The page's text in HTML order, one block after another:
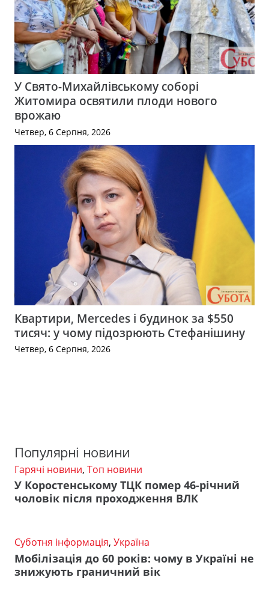
У Свято-Михайлівському соборі
Житомира освятили плоди нового
врожаю
Четвер, 6 Серпня, 2026
Квартири, Mercedes і будинок за $550
тисяч: у чому підозрюють Стефанішину
Четвер, 6 Серпня, 2026
Популярні новини
Гарячі новини, Топ новини
У Коростенському ТЦК помер 46-річний
чоловік після проходження ВЛК
Суботня інформація, Україна
Мобілізація до 60 років: чому в Україні не
знижують граничний вік